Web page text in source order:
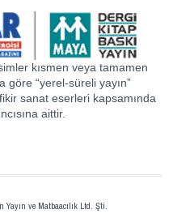
kısmen veya tamamen
göre “yerel-süreli yayın”
sanat eserleri kapsamında
aittir.
Yayın ve Matbaacılık Ltd. Şti.